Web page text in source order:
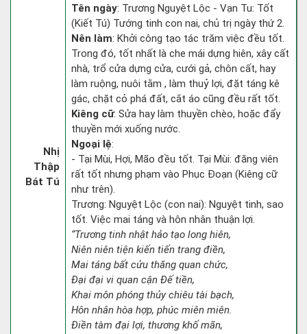
Nhị
Thập
Bát Tú
Tên ngày: Trương Nguyệt Lộc - Vạn Tu: Tốt
(Kiết Tú) Tướng tinh con nai, chủ trị ngày thứ 2.
Nên làm: Khởi công tạo tác trăm việc đều tốt.
Trong đó, tốt nhất là che mái dựng hiên, xây cất
nhà, trổ cửa dựng cửa, cưới gả, chôn cất, hay
làm ruộng, nuôi tằm , làm thuỷ lợi, đặt táng kê
gác, chặt cỏ phá đất, cắt áo cũng đều rất tốt.
Kiêng cữ: Sửa hay làm thuyền chèo, hoặc đẩy
thuyền mới xuống nước.
Ngoại lệ:
- Tại Mùi, Hợi, Mão đều tốt. Tại Mùi: đăng viên
rất tốt nhưng phạm vào Phục Đoạn (Kiêng cữ
như trên).
Trương: Nguyệt Lộc (con nai): Nguyệt tinh, sao
tốt. Việc mai táng và hôn nhân thuận lợi.
“Trương tinh nhật hảo tạo long hiên,
Niên niên tiện kiến tiến trang điền,
Mai táng bất cửu thăng quan chức,
Đại đại vi quan cận Đế tiền,
Khai môn phóng thủy chiêu tài bạch,
Hôn nhân hòa hợp, phúc miên miên.
Điền tàm đại lợi, thương khố mãn,